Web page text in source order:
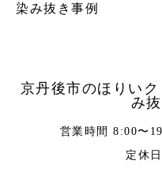
染み抜き事例
京丹後市のほりい
み
営業時間 8:00〜
定休